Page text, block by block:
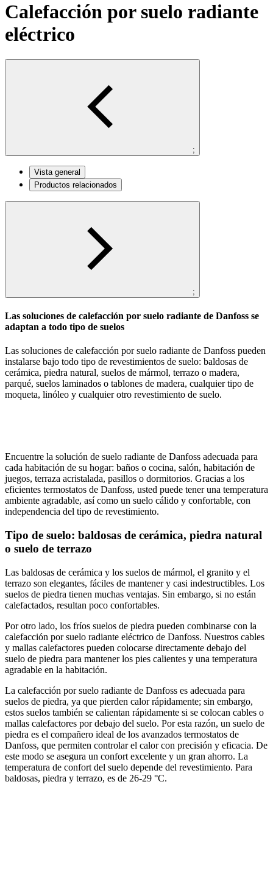
Calefacción por suelo radiante
eléctrico
;
Vista general
Productos relacionados
;
Las soluciones de calefacción por suelo radiante de Danfoss se
adaptan a todo tipo de suelos
Las soluciones de calefacción por suelo radiante de Danfoss pueden
instalarse bajo todo tipo de revestimientos de suelo: baldosas de
cerámica, piedra natural, suelos de mármol, terrazo o madera,
parqué, suelos laminados o tablones de madera, cualquier tipo de
moqueta, linóleo y cualquier otro revestimiento de suelo.
Encuentre la solución de suelo radiante de Danfoss adecuada para
cada habitación de su hogar: baños o cocina, salón, habitación de
juegos, terraza acristalada, pasillos o dormitorios. Gracias a los
eficientes termostatos de Danfoss, usted puede tener una temperatura
ambiente agradable, así como un suelo cálido y confortable, con
independencia del tipo de revestimiento.
Tipo de suelo: baldosas de cerámica, piedra natural
o suelo de terrazo
Las baldosas de cerámica y los suelos de mármol, el granito y el
terrazo son elegantes, fáciles de mantener y casi indestructibles. Los
suelos de piedra tienen muchas ventajas. Sin embargo, si no están
calefactados, resultan poco confortables.
Por otro lado, los fríos suelos de piedra pueden combinarse con la
calefacción por suelo radiante eléctrico de Danfoss. Nuestros cables
y mallas calefactores pueden colocarse directamente debajo del
suelo de piedra para mantener los pies calientes y una temperatura
agradable en la habitación.
La calefacción por suelo radiante de Danfoss es adecuada para
suelos de piedra, ya que pierden calor rápidamente; sin embargo,
estos suelos también se calientan rápidamente si se colocan cables o
mallas calefactores por debajo del suelo. Por esta razón, un suelo de
piedra es el compañero ideal de los avanzados termostatos de
Danfoss, que permiten controlar el calor con precisión y eficacia. De
este modo se asegura un confort excelente y un gran ahorro. La
temperatura de confort del suelo depende del revestimiento. Para
baldosas, piedra y terrazo, es de 26-29 °C.